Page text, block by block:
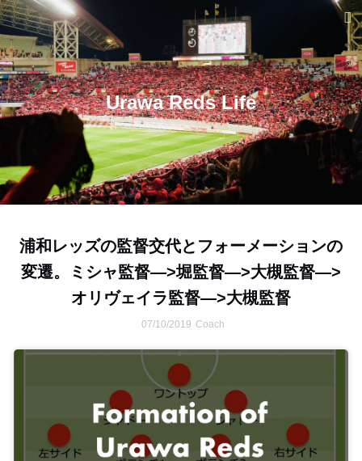
Urawa Reds Life
浦和レッズの監督交代とフォーメーションの
変遷。ミシャ監督—>堀監督—>大槻監督—>
オリヴェイラ監督—>大槻監督
07/10/2019 Coach